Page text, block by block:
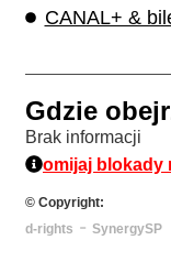
CANAL+ &
Gdzie
Brak informacji
omijaj blokady
© Copyright:
d-rights - SynergySP